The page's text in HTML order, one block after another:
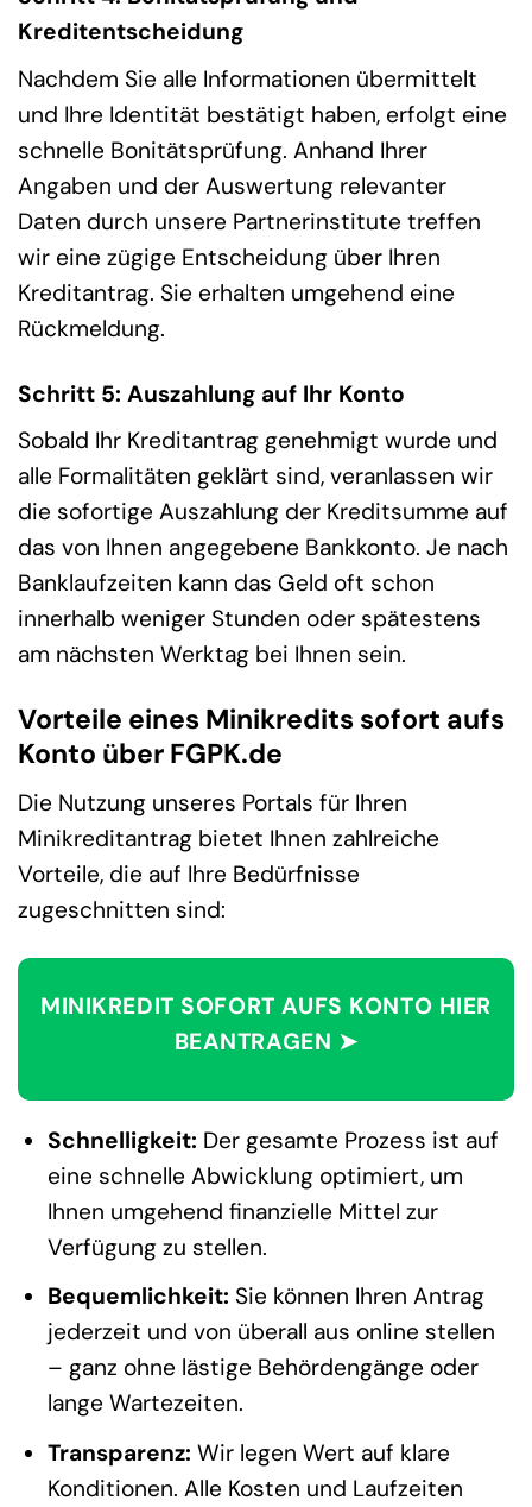
Kreditentscheidung
Nachdem Sie alle Informationen übermittelt
und Ihre Identität bestätigt haben, erfolgt eine
schnelle Bonitätsprüfung. Anhand Ihrer
Angaben und der Auswertung relevanter
Daten durch unsere Partnerinstitute treffen
wir eine zügige Entscheidung über Ihren
Kreditantrag. Sie erhalten umgehend eine
Rückmeldung.
Schritt 5: Auszahlung auf Ihr Konto
Sobald Ihr Kreditantrag genehmigt wurde und
alle Formalitäten geklärt sind, veranlassen wir
die sofortige Auszahlung der Kreditsumme auf
das von Ihnen angegebene Bankkonto. Je nach
Banklaufzeiten kann das Geld oft schon
innerhalb weniger Stunden oder spätestens
am nächsten Werktag bei Ihnen sein.
Vorteile eines Minikredits sofort aufs
Konto über FGPK.de
Die Nutzung unseres Portals für Ihren
Minikreditantrag bietet Ihnen zahlreiche
Vorteile, die auf Ihre Bedürfnisse
zugeschnitten sind:
MINIKREDIT SOFORT AUFS KONTO HIER
BEANTRAGEN ➤
Schnelligkeit: Der gesamte Prozess ist auf
eine schnelle Abwicklung optimiert, um
Ihnen umgehend finanzielle Mittel zur
Verfügung zu stellen.
Bequemlichkeit: Sie können Ihren Antrag
jederzeit und von überall aus online stellen
– ganz ohne lästige Behördengänge oder
lange Wartezeiten.
Transparenz: Wir legen Wert auf klare
Konditionen. Alle Kosten und Laufzeiten